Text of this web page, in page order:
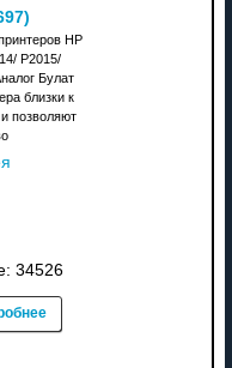
)
HP
P2015/
Булат
близки к
позволяют
34526